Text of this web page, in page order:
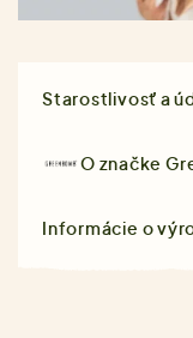
Starostlivosť a
O značke
Informácie o